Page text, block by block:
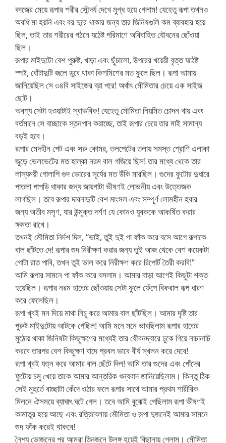
কাজের মেয়ে রূপার শরীর সৌন্দর্য দেখে মুগ্ধ হয়ে গেলাম! যেহেতু রূপা তখনও
অবধি মা হয়নি এবং বর দুরে থাকার জন্য তার জিনিষগুলি কম ব্যাবহার হয়ে
ছিল, তাই তার শরীরের গঠনে যঠেষ্ট পরিমাণে অবিবাহিত যৌবনের ছোঁওয়া
ছিল।
রূপার মাইদুটো বেশ পুরুষ্ট, খাড়া এবং ছুঁচালো, উপরের খয়েরী বৃত্ত যঠেষ্ট
স্পষ্ট, বোঁটাদুটি জলে ডুবে থাকা কিশমিশের মত ফুলে ছিল। রূপা আমায়
জানিয়েছিল সে ৩৪বি সাইজের ব্রা পরে! অর্থাৎ মৌমিতার চেয়ে এক সাইজ
ছোট।
অবশ্য সেটা হওয়াটাই স্বাভবিক! যেহেতু মৌমিতা নিয়মিত চোদন খায় এবং
বর্তমানে সে বাচ্ছাকে স্তনপান করাচ্ছে, তাই রূপার চেয়ে তার মাই সামান্য
বড়ই হবে।
রূপার মেদহীন পেট এবং সরু কোমর, তলপেটের তলায় সমস্ত শ্রোণি এলাকা
জুড়ে ভেলভেটের মত হাল্কা নরম বাল গজিয়ে ছিল! তার মধ্যে থেকে তার
লাস্যময়ী গোলাপি গুদ ভোরের সূর্যের মত উঁকি মারছিল। গুদের ফুটোর দুধারে
পাতলা পাপড়ি থাকার জন্য জায়গাটা ভীষণই লোভনীয় এবং উত্তেজক
লাগছিল। তবে রূপার দাবনাদুটি বেশ মাংসল এবং সম্পূর্ণ লোমহীন হবার
জন্য অতীব মসৃণ, যার উন্মুক্ত দর্শণ যে কোনও যুবককে আকর্ষিত করার
ক্ষমতা রাখে।
তখনই মৌমিতা নির্দশ দিল, “ভাই, তুই দুই পা ফাঁক করে বসে আগে রূপাকে
বাল ছাঁটতে দে! রূপার গুদ নিরীক্ষণ করার জন্য তুই আজ থেকে বেশ কয়েকটা
গোটা রাত পাবি, তখন তুই ভাল করে নিরীক্ষণ করে রিপোর্ট তৈরী করবি!”
আমি রূপার সামনে পা ফাঁক করে বসলাম। আমার বাড়া আগেই কিছুটা শক্ত
হয়েছিল। রূপার নরম হাতের ছোঁওয়ায় সেটা ফুলে ফেঁপে বিকরাল রূপ ধারণ
করে ফেলেছিল।
রূপা খূবই মন দিয়ে মাথা নিচু করে আমার বাল ছাঁটছিল। আমার দৃষ্টি তার
পুরুষ্ট মাইদুটোয় আটকে গেছিল! আমি মনে মনে ভাবছিলাম রূপার হাতের
মুঠোয় থাকা জিনিষটা কিছুক্ষণের মধ্যেই তার যৌবনদ্বারে ঢুকে গিয়ে নাচানাচি
করবে তারপর বেশ কিছুক্ষণ বাদে প্রবল ভাবে বীর্য স্খলন করে দেবে!
রূপা খূবই যত্ন করে আমার বাল ছেঁটে দিল! আমি তার গুদের এবং পোঁদের
ফুটোয় চমু খেয়ে তাকে আমার আন্তরিক ধন্যবাদ জানিয়েছিলাম। কিন্তু ঠিক
সেই মুহুর্তে বাচ্ছাটা কেঁদে ওঠার ফলে রূপার সাথে আমার প্রথম শারীরিক
মিলনে ঐসময়ে ব্যাঘাৎ ঘটে গেল। তবে আমি বুঝেই গেছিলাম রূপা ভীষণই
কামাতুর হয়ে আছে এবং রত্রিবেলায় মৌমিতা ও রূপা দুজনেই আমার সামনে
গুদ ফাঁক করেই থাকবে!
নৈশ্য ভোজনের পর আমরা তিনজনে উলঙ্গ হয়েই বিছানায় গেলাম। মৌমিতা